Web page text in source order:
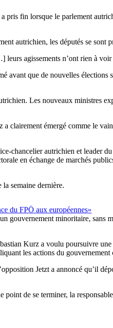
pris fin lorsque le parlement
autrichien, les députés se sont
agissements n’ont rien à
avant que de nouvelles
Les nouveaux ministres
clairement émergé comme le
chancelier autrichien et leader
en échange de marchés
semaine dernière.
du FPÖ aux européennes»
gouvernement minoritaire,
Kurz a voulu poursuivre
les actions du gouvernement
Jetzt a annoncé qu’il
point de se terminer, la